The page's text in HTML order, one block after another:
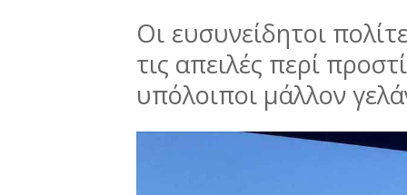
Οι ευσυνείδητοι
τις απειλές περί
υπόλοιποι μάλλον